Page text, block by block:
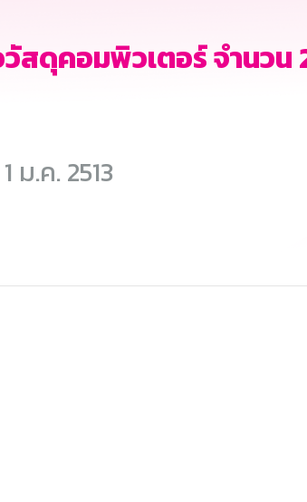
สดุคอมพิวเตอร์ จำนวน
ม.ค. 2513